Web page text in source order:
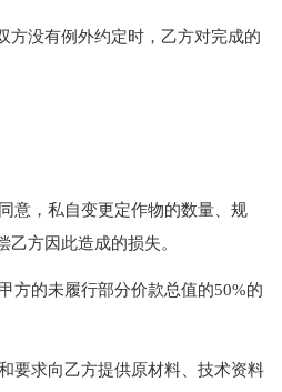
没有例外约定时，乙方对完成的
，私自变更定作物的数量、规
方因此造成的损失。
的未履行部分价款总值的50%的
求向乙方提供原材料、技术资料